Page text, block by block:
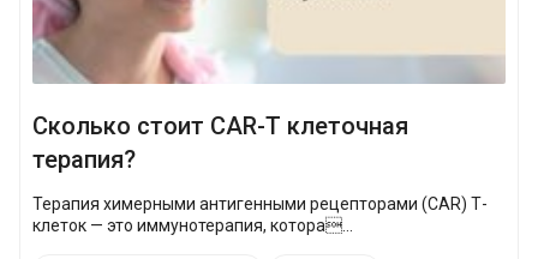
Сколько стоит CAR-T клеточная
терапия?
Терапия химерными антигенными рецепторами (CAR) Т-
клеток — это иммунотерапия, котора...